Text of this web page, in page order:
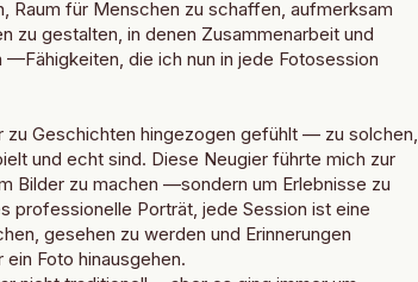
Raum für Menschen zu schaffen, aufmerksam
zu gestalten, in denen Zusammenarbeit und
—Fähigkeiten, die ich nun in jede Fotosession
zu Geschichten hingezogen gefühlt — zu solchen,
und echt sind. Diese Neugier führte mich zur
Bilder zu machen —sondern um Erlebnisse zu
professionelle Porträt, jede Session ist eine
gesehen zu werden und Erinnerungen
Foto hinausgehen.